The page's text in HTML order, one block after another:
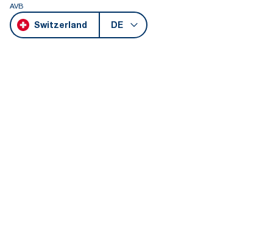
AVB
Switzerland DE